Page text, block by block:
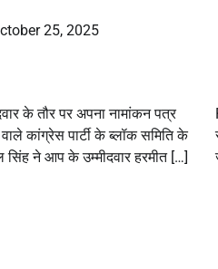
25, 2025
के तौर पर अपना नामांकन पत्र
कांग्रेस पार्टी के ब्लॉक समिति के
सिंह ने आप के उम्मीदवार हरमीत […]